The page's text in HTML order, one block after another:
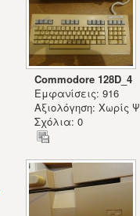
Commodore 128D_4
Εμφανίσεις: 916
Αξιολόγηση: Χωρίς
Σχόλια: 0